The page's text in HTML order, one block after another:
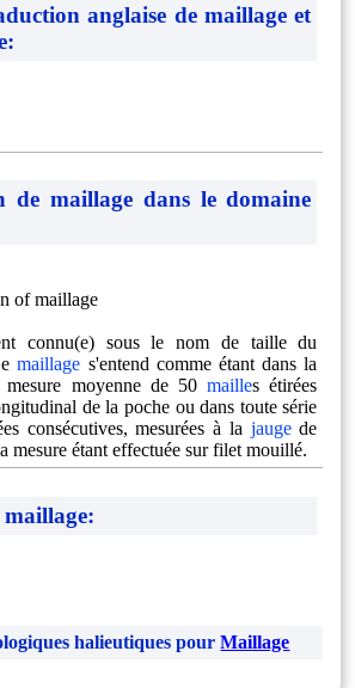
anglaise de maillage et
de maillage dans le domaine
connu(e) sous le nom de taille du
maillage s'entend comme étant dans la
moyenne de 50mailles étirées
de la poche ou dans toute série
consécutives, mesurées à la jaugede
mesure étant effectuée sur filet mouillé.
halieutiques pourMaillage